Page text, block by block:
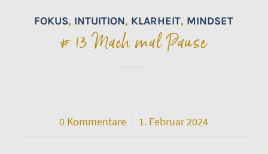
FOKUS, INTUITION, KLARHEIT, MINDSET
# 13 Mach mal Pause
0 Kommentare
/ 1. Februar 2024